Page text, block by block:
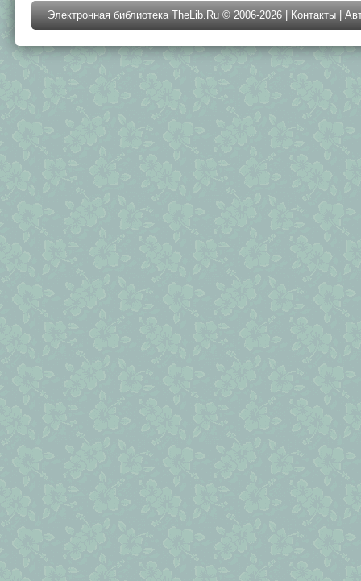
Электронная библиотека TheLib.Ru © 2006-2026 | Контакты |